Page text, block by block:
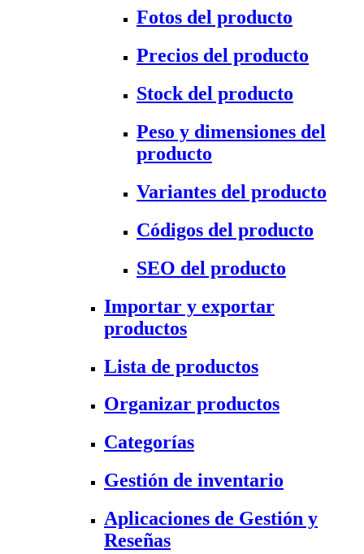
Fotos del producto
Precios del producto
Stock del producto
Peso y dimensiones del
producto
Variantes del producto
Códigos del producto
SEO del producto
Importar y exportar
productos
Lista de productos
Organizar productos
Categorías
Gestión de inventario
Aplicaciones de Gestión y
Reseñas